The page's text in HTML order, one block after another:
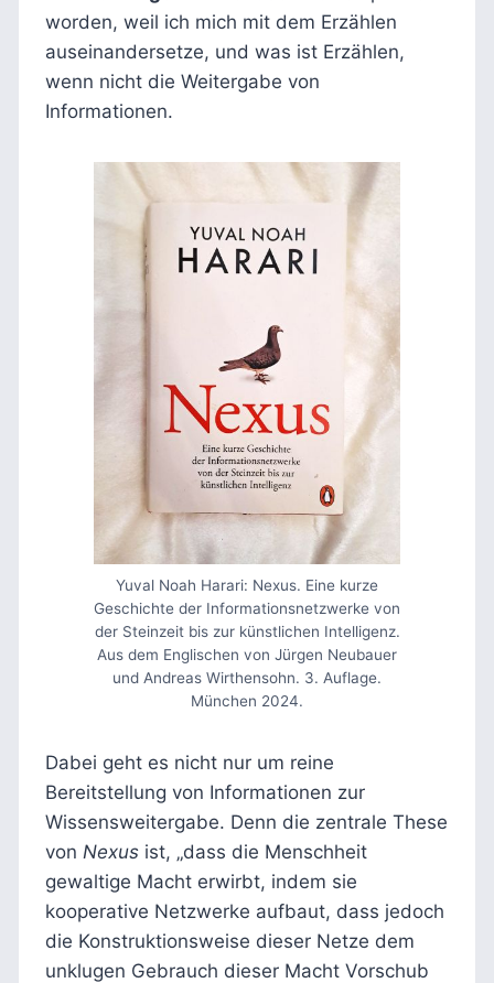
worden, weil ich mich mit dem Erzählen
auseinandersetze, und was ist Erzählen,
wenn nicht die Weitergabe von
Informationen.
Yuval Noah Harari: Nexus. Eine kurze
Geschichte der Informationsnetzwerke von
der Steinzeit bis zur künstlichen Intelligenz.
Aus dem Englischen von Jürgen Neubauer
und Andreas Wirthensohn. 3. Auflage.
München 2024.
Dabei geht es nicht nur um reine
Bereitstellung von Informationen zur
Wissensweitergabe. Denn die zentrale These
von Nexusist, „dass die Menschheit
gewaltige Macht erwirbt, indem sie
kooperative Netzwerke aufbaut, dass jedoch
die Konstruktionsweise dieser Netze dem
unklugen Gebrauch dieser Macht Vorschub